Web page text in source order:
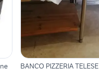
BANCO PIZZERIA TELESE